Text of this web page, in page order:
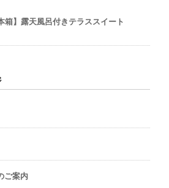
箱】露天風呂付きテラススイート
ご案内